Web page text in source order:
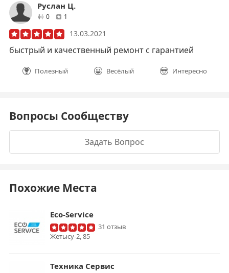
Руслан Ц.
0друзей1
13.03.2021
быстрый и качественный ремонт с гарантией
Полезный Весёлый Интересно
Вопросы Сообществу
Задать Вопрос
Похожие Места
Eco-Service
31 отзыв
Жетысу-2, 85
Техника Сервис